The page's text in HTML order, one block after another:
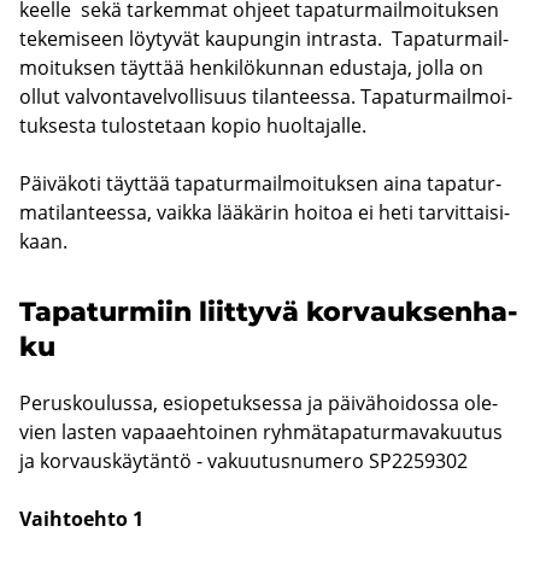
keel­le sekä tar­kem­mat oh­jeet ta­pa­tur­mail­moi­tuk­sen
te­ke­mi­seen löy­ty­vät kau­pun­gin int­ras­ta. Ta­pa­tur­mail­
moi­tuk­sen täyt­tää hen­ki­lö­kun­nan edus­ta­ja, jolla on
ollut val­von­ta­vel­vol­li­suus ti­lan­tees­sa. Ta­pa­tur­mail­moi­
tuk­ses­ta tu­los­te­taan kopio huol­ta­jal­le.
Päi­vä­ko­ti täyt­tää ta­pa­tur­mail­moi­tuk­sen aina ta­pa­tur­
ma­ti­lan­tees­sa, vaik­ka lää­kä­rin hoi­toa ei heti tar­vit­tai­si­
kaan.
Ta­pa­tur­miin liit­ty­vä kor­vauk­sen­ha­
ku
Pe­rus­kou­lus­sa, esio­pe­tuk­ses­sa ja päi­vä­hoi­dos­sa ole­
vien las­ten va­paa­eh­toi­nen ryh­mä­ta­pa­tur­ma­va­kuu­tus
ja kor­vaus­käy­tän­tö - va­kuu­tus­nu­me­ro SP2259302
Vaih­toeh­to 1